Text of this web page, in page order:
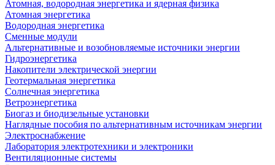
Атомная, водородная энергетика и ядерная физика
Атомная энергетика
Водородная энергетика
Сменные модули
Альтернативные и возобновляемые источники энергии
Гидроэнергетика
Накопители электрической энергии
Геотермальная энергетика
Солнечная энергетика
Ветроэнергетика
Биогаз и биодизельные установки
Наглядные пособия по альтернативным источникам энергии
Электроснабжение
Лаборатория электротехники и электроники
Вентиляционные системы